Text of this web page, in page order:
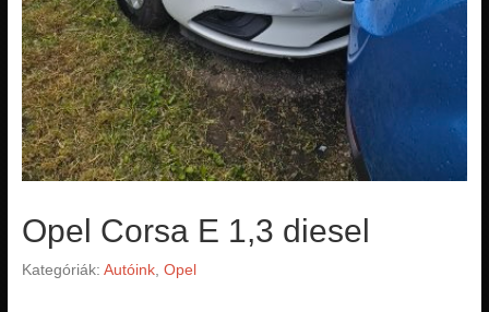
Opel Corsa E 1,3 diesel
Kategóriák: Autóink, Opel